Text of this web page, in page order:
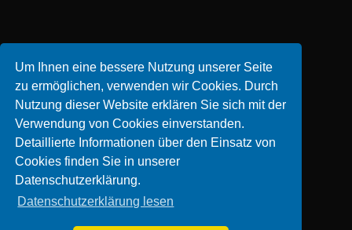
Um Ihnen eine bessere Nutzung unserer Seite
zu ermöglichen, verwenden wir Cookies. Durch
Nutzung dieser Website erklären Sie sich mit der
Verwendung von Cookies einverstanden.
Detaillierte Informationen über den Einsatz von
Cookies finden Sie in unserer
Datenschutzerklärung.
Datenschutzerklärung lesen